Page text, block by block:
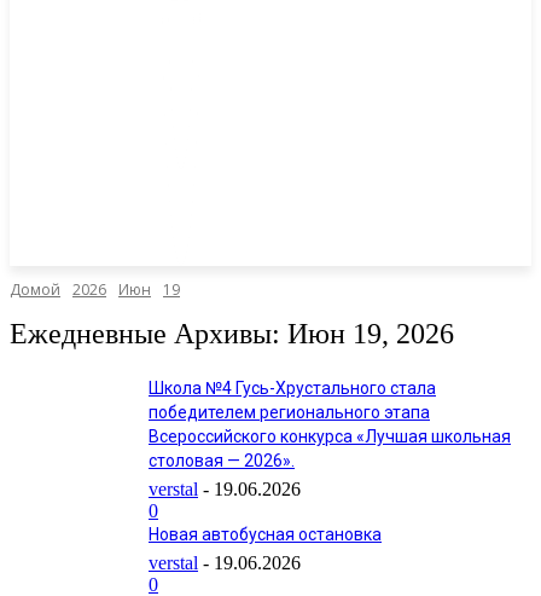
Домой 2026 Июн 19
Ежедневные Архивы: Июн 19, 2026
Школа №4 Гусь-Хрустального стала
победителем регионального этапа
Всероссийского конкурса «Лучшая школьная
столовая — 2026».
verstal - 19.06.2026
0
Новая автобусная остановка
verstal - 19.06.2026
0